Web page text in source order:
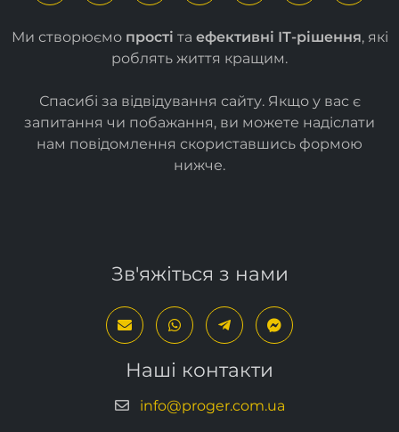
Ми створюємо прості таефективні ІТ-рішення
роблять життя кращим.
Спасибі за відвідування сайту. Якщо у вас є
запитання чи побажання, ви можете надіслати
нам повідомлення скориставшись формою
нижче
Наші контакти
info@proger.com.ua
+38 (050) 936-95-96